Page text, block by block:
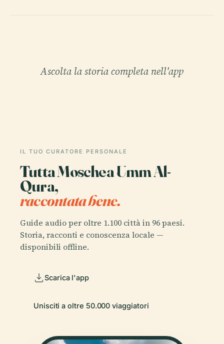
Ascolta la storia completa nell'app
IL TUO CURATORE PERSONALE
Tutta Moschea Umm Al-
Qura,
raccontata bene.
Guide audio per oltre 1.100 città in 96 paesi.
Storia, racconti e conoscenza locale —
disponibili offline.
Scarica l'app
Unisciti a oltre 50.000 viaggiatori